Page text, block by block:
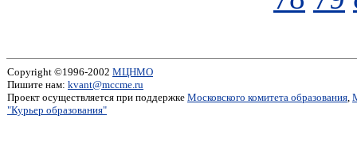
Copyright ©1996-2002 МЦНМО
Пишите нам: kvant@mccme.ru
Проект осуществляется при поддержке Московского комитета образования,
"Курьер образования"